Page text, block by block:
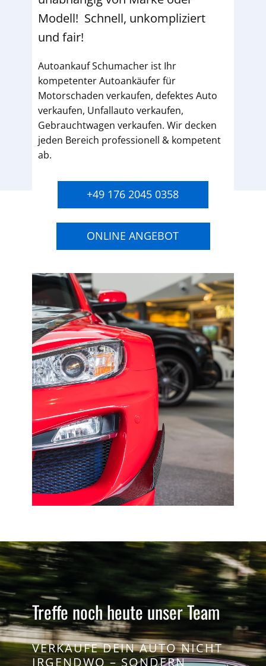
Modell! Schnell, unkompliziert
und fair!
Autoankauf Schumacher ist Ihr
kompetenter Autoankäufer für
Motorschaden verkaufen, defektes Auto
verkaufen, Unfallauto verkaufen,
Gebrauchtwagen verkaufen. Wir decken
jeden Bereich professionell & kompetent
ab.
+49 176 2045 0358
ONLINE ANGEBOT
Treffe noch heute unser Team
VERKAUFE DEIN AUTO NICHT
IRGENDWO – SONDERN